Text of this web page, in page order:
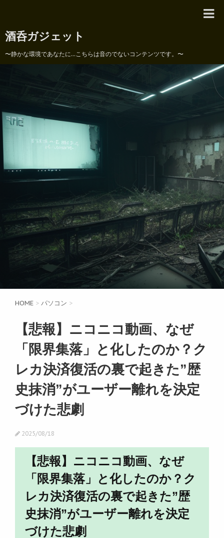
酒呑ガジェット
〜静かな環境であなたに...こちらは音のでないコンテンツです。〜
HOME > パソコン >
【悲報】ニコニコ動画、なぜ
「限界集落」と化したのか？ク
レカ決済復活の裏で起きた”歴
史抹消”がユーザー離れを決定
づけた悲劇
2025/08/18
【悲報】ニコニコ動画、なぜ
「限界集落」と化したのか？ク
レカ決済復活の裏で起きた”歴
史抹消”がユーザー離れを決定
づけた悲劇